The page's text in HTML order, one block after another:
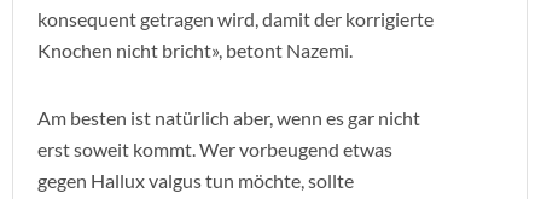
konsequent getragen wird, damit der korrigierte
Knochen nicht bricht», betont Nazemi.
Am besten ist natürlich aber, wenn es gar nicht
erst soweit kommt. Wer vorbeugend etwas
gegen Hallux valgus tun möchte, sollte